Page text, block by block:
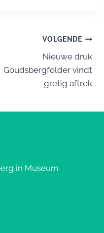
VOLGENDE
Nieuwe druk
Goudsbergfolder vindt
gretig aftrek
in Museum